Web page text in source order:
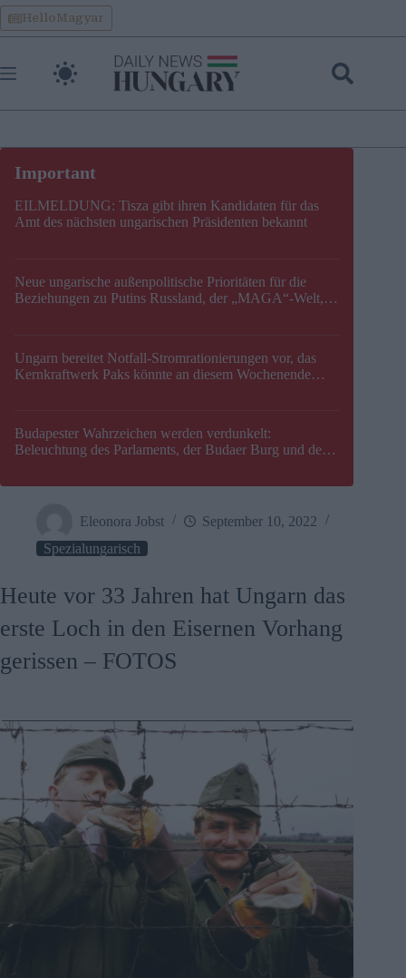
Skip
to
content
HelloMagyar
EILMELDUNG: Tisza gibt ihren Kandidaten für das
Amt des nächsten ungarischen Präsidenten bekannt
Neue ungarische außenpolitische Prioritäten für die
Beziehungen zu Putins Russland, der „MAGA“-Welt,
Ungarn bereitet Notfall-Stromrationierungen vor, das
Kernkraftwerk Paks könnte an diesem Wochenende
Budapester Wahrzeichen werden verdunkelt:
Beleuchtung des Parlaments, der Budaer Burg und der
Eleonora Jobst
September 10, 2022
Spezialungarisch
Heute vor 33 Jahren hat Ungarn das
erste Loch in den Eisernen Vorhang
gerissen – FOTOS